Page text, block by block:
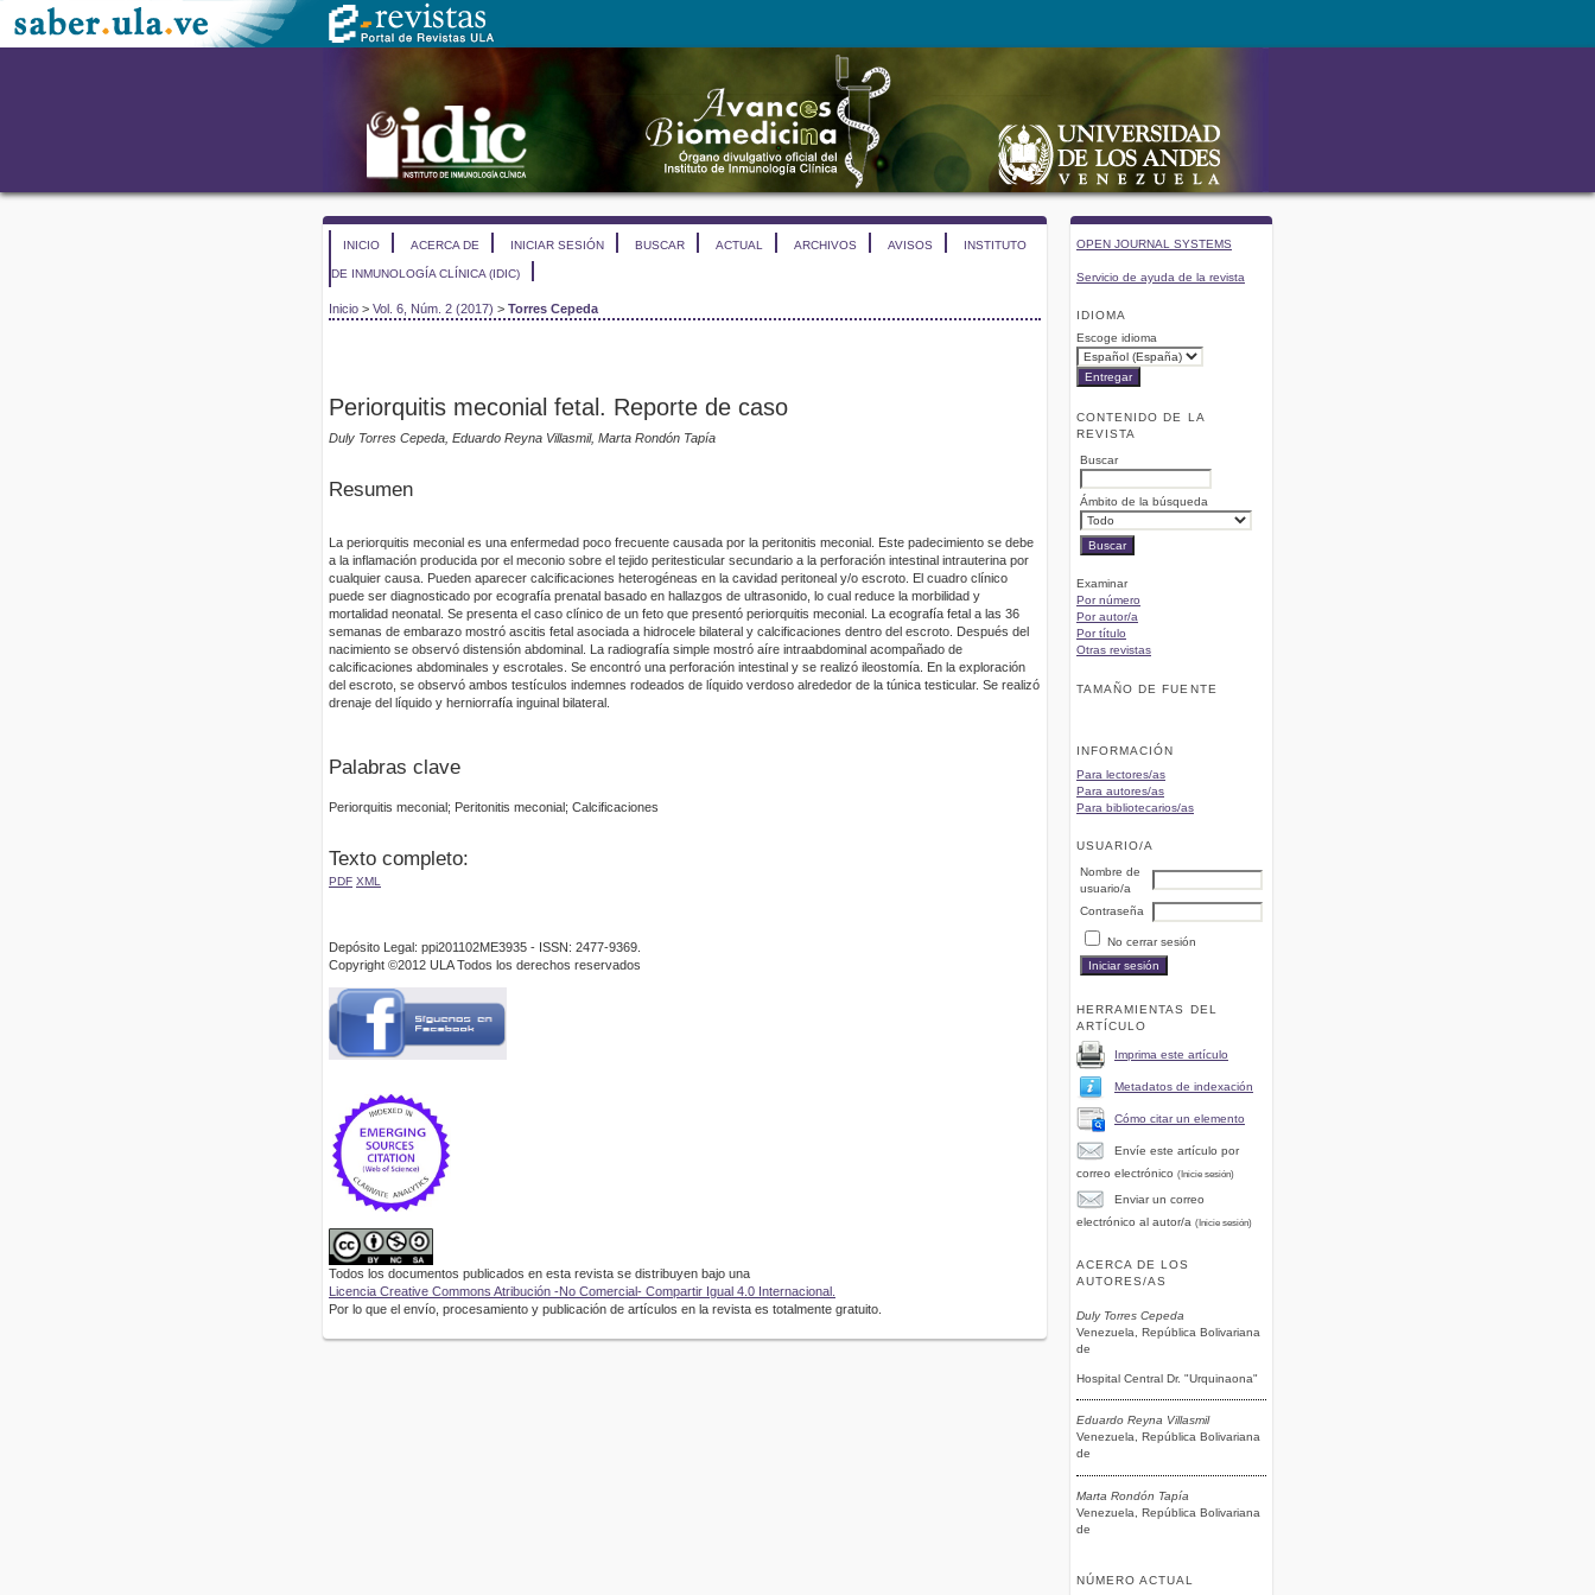
OPEN JOURNAL SYSTEMS
Servicio de ayuda de la revista
IDIOMA
Escoge idioma
CONTENIDO DE LA
REVISTA
Buscar
Ámbito de la búsqueda
Examinar
Por número
Por autor/a
Por título
Otras revistas
TAMAÑO DE FUENTE
INFORMACIÓN
Para lectores/as
Para autores/as
Para bibliotecarios/as
USUARIO/A
Nombre de
usuario/a
Contraseña
No cerrar sesión
HERRAMIENTAS DEL
ARTÍCULO
Imprima este artículo
Metadatos de indexación
Cómo citar un elemento
Envíe este artículo por
correo electrónico (Inicie sesión)
Enviar un correo
electrónico al autor/a (Inicie sesión)
ACERCA DE LOS
AUTORES/AS
Duly Torres Cepeda
Venezuela, República Bolivariana
de
Hospital Central Dr. "Urquinaona"
Eduardo Reyna Villasmil
Venezuela, República Bolivariana
de
Marta Rondón Tapía
Venezuela, República Bolivariana
de
NÚMERO ACTUAL
INICIO ACERCA DE INICIAR SESIÓN BUSCAR ACTUAL ARCHIVOS AVISOS INSTITUTO
DE INMUNOLOGÍA CLÍNICA (IDIC)
Inicio > Vol. 6, Núm. 2 (2017) > Torres Cepeda
Periorquitis meconial fetal. Reporte de caso
Duly Torres Cepeda, Eduardo Reyna Villasmil, Marta Rondón Tapía
Resumen
La periorquitis meconial es una enfermedad poco frecuente causada por la peritonitis meconial. Este padecimiento se debe
a la inflamación producida por el meconio sobre el tejido peritesticular secundario a la perforación intestinal intrauterina por
cualquier causa. Pueden aparecer calcificaciones heterogéneas en la cavidad peritoneal y/o escroto. El cuadro clínico
puede ser diagnosticado por ecografía prenatal basado en hallazgos de ultrasonido, lo cual reduce la morbilidad y
mortalidad neonatal. Se presenta el caso clínico de un feto que presentó periorquitis meconial. La ecografía fetal a las 36
semanas de embarazo mostró ascitis fetal asociada a hidrocele bilateral y calcificaciones dentro del escroto. Después del
nacimiento se observó distensión abdominal. La radiografía simple mostró aíre intraabdominal acompañado de
calcificaciones abdominales y escrotales. Se encontró una perforación intestinal y se realizó ileostomía. En la exploración
del escroto, se observó ambos testículos indemnes rodeados de líquido verdoso alrededor de la túnica testicular. Se realizó
drenaje del líquido y herniorrafía inguinal bilateral.
Palabras clave
Periorquitis meconial; Peritonitis meconial; Calcificaciones
Texto completo:
PDF XML
Depósito Legal: ppi201102ME3935 - ISSN: 2477-9369.
Copyright ©2012 ULA Todos los derechos reservados
Todos los documentos publicados en esta revista se distribuyen bajo una
Licencia Creative Commons Atribución -No Comercial- Compartir Igual 4.0 Internacional.
Por lo que el envío, procesamiento y publicación de artículos en la revista es totalmente gratuito.